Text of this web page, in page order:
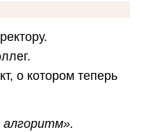
о котором теперь